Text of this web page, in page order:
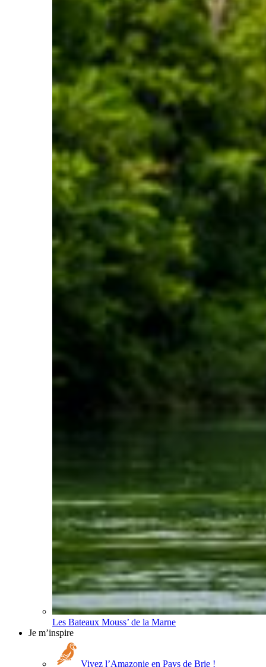
Les Bateaux Mouss’ de la Marne
Je m’inspire
Vivez l’Amazonie en Pays de Brie !